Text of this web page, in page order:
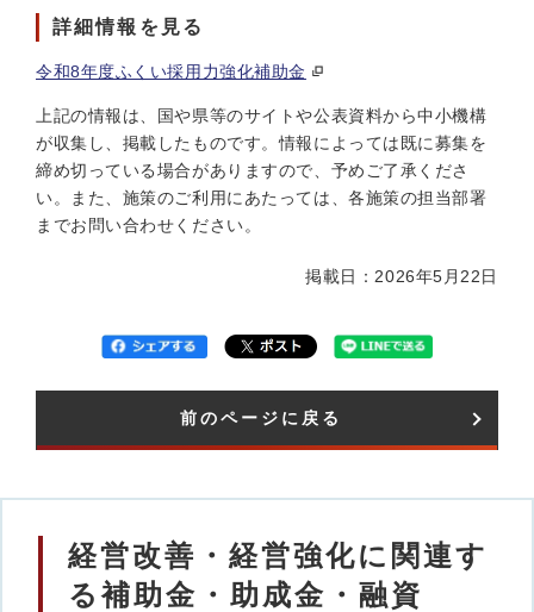
詳細情報を見る
令和8年度ふくい採用力強化補助金
上記の情報は、国や県等のサイトや公表資料から中小機構
が収集し、掲載したものです。情報によっては既に募集を
締め切っている場合がありますので、予めご了承くださ
い。また、施策のご利用にあたっては、各施策の担当部署
までお問い合わせください。
掲載日：2026年5月22日
前のページに戻る
経営改善・経営強化に関連す
る補助金・助成金・融資